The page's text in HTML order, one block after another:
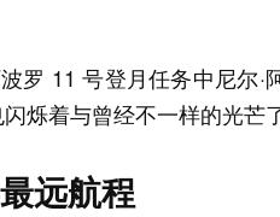
罗 11 号登月任务中尼尔
烁着与曾经不一样的光芒
远航程